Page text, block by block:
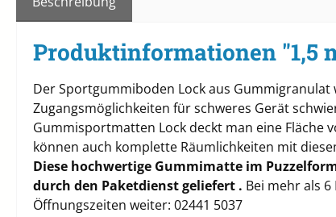
Produktinformationen "1,5
Der Sportgummiboden Lock aus
Zugangsmöglichkeiten für schweres Gerät
Gummisportmatten Lock deckt man eine Fläche
können auch komplette Räumlichkeiten mit
Diese hochwertige Gummimatte im
durch den Paketdienst geliefert . Bei mehr als
Öffnungszeiten weiter: 02441 5037